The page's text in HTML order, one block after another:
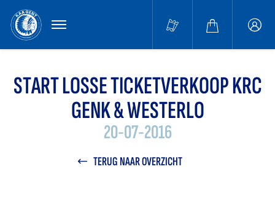
MENU
START LOSSE TICKETVERKOOP KRC
GENK & WESTERLO
20-07-2016
TERUG NAAR OVERZICHT